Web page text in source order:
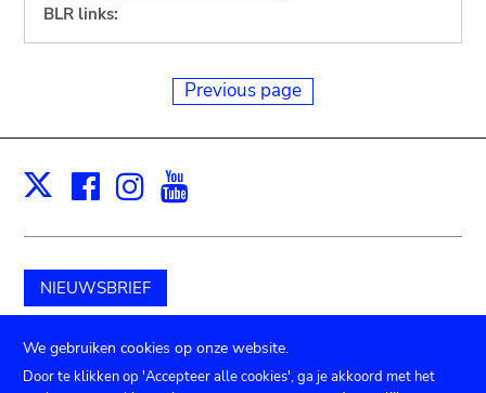
BLR links:
Previous page
X Facebook
Instagram
NIEUWSBRIEF
Schenk aan het museum
We gebruiken cookies op onze website.
Door te klikken op 'Accepteer alle cookies', ga je akkoord met het